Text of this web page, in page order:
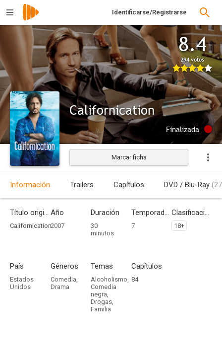
Identificarse/Registrarse
8.4
294 votos
Californication
Finalizada
Marcar ficha
Información Trailers Capítulos DVD / Blu-Ray
Título original
Californication
Año
2007
Duración
30
minutos
Temporadas
7
Clasificación por edades
18+
País
Estados
Unidos
Géneros
Comedia,
Drama
Temas
Alcoholismo,
Comedia
negra,
Drogas,
Familia
Capítulos
84